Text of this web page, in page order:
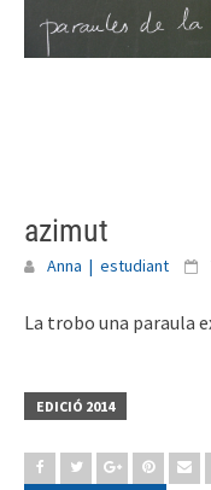
azimut
Anna | estudiant
La trobo una paraula
EDICIÓ 2014